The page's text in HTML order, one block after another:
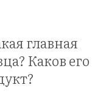
главная
Каков его